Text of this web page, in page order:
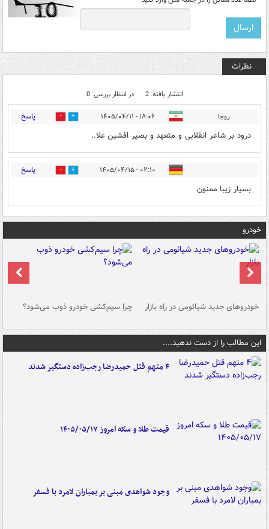
نظرات
انتشار یافته: 2 در انتظار بررسی: 0
روجا ۱۸:۰۶ - ۱۴۰۵/۰۴/۱۱ 0 پاسخ
درود بر شاعر انقلابی و متعهد و بصیر افشین علا..
۰۲:۱۰ - ۱۴۰۵/۰۴/۱۵ 0 پاسخ
بسیار زیبا ممنون
خودرو
خودروهای جدید شیائومی در راه بازار چرا سیم‌کشی خودرو ذوب می‌شود؟
این مطالب را از دست ندهید....
۴ متهم قتل حمیدرضا رجب‌زاده دستگیر شدند
قیمت طلا و سکه امروز ۱۴۰۵/۰۵/۱۷
وجود شواهدی مبنی بر بمباران لامرد با فسفر